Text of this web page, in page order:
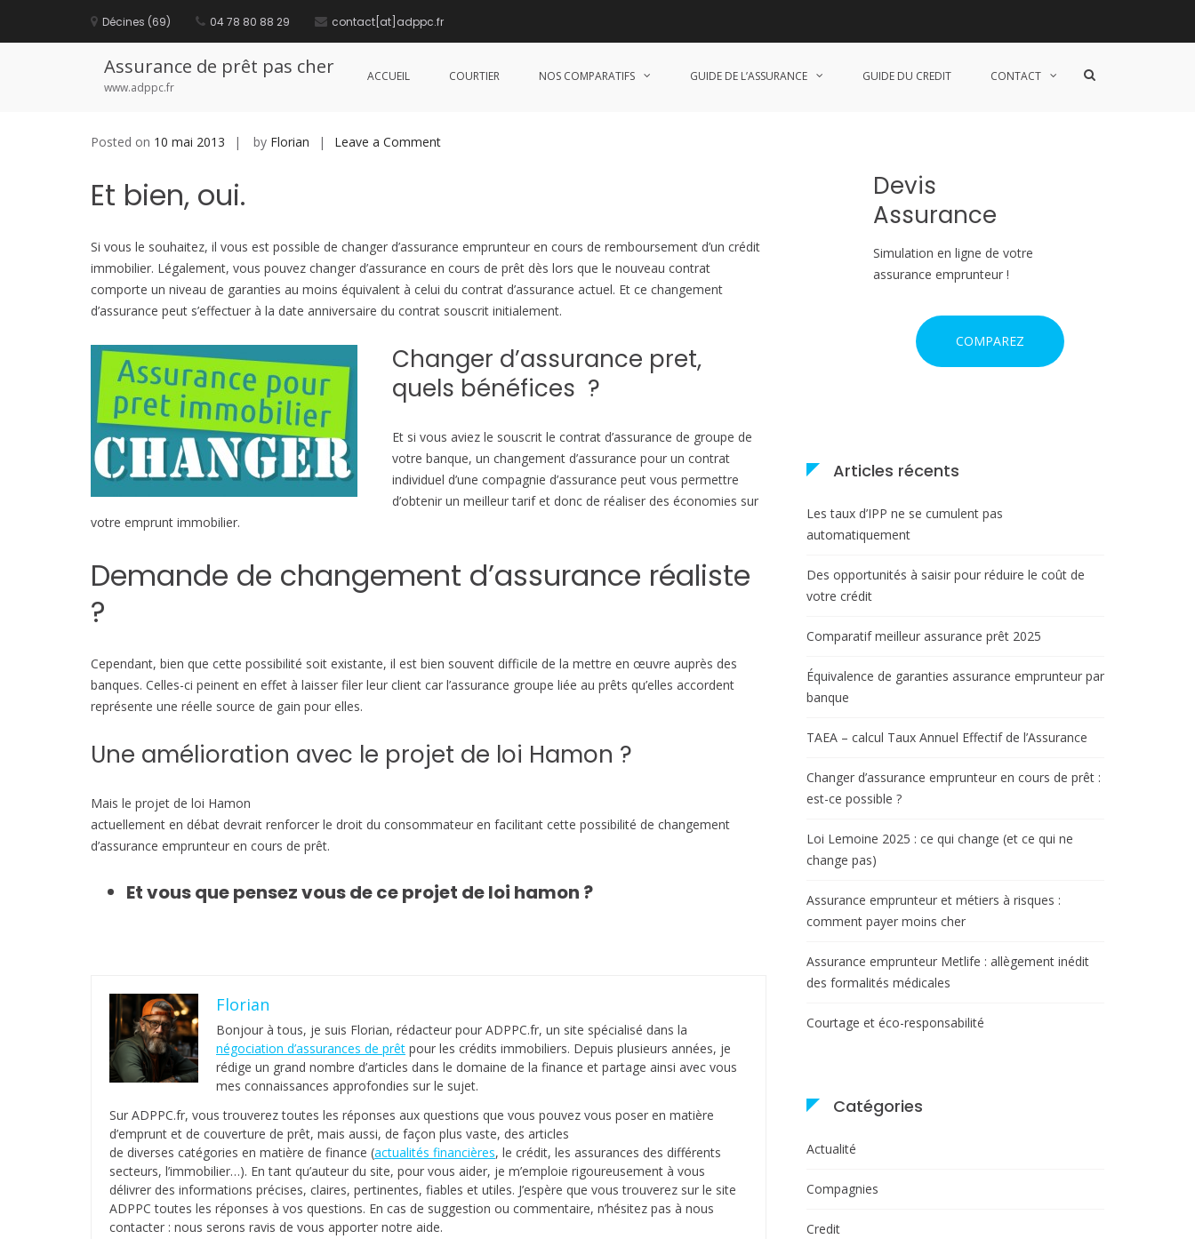
i
Décines (69) 04 78 80 88 29 contact[at]adppc.fr
Assurance de prêt pas cher
www.adppc.fr
ACCUEIL COURTIER NOS COMPARATIFS GUIDE DE L’ASSURANCE GUIDE DU CREDIT CONTACT
S
Peut-on changer d’assurance emprunteur en cours de prêt immobilier ?
Posted on 10 mai 2013 by Florian Leave a Comment
t
-
o
n
h
n
e
r
d
’
s
u
p
n
u
r
s
d
p
r
ê
t
i
m
Et bien, oui.
Si vous le souhaitez, il vous est possible de changer d’assurance emprunteur en cours de remboursement d’un crédit
immobilier. Légalement, vous pouvez changer d’assurance en cours de prêt dès lors que le nouveau contrat
comporte un niveau de garanties au moins équivalent à celui du contrat d’assurance actuel. Et ce changement
d’assurance peut s’effectuer à la date anniversaire du contrat souscrit initialement.
Changer d’assurance pret,
quels bénéfices ?
Et si vous aviez le souscrit le contrat d’assurance de groupe de
votre banque, un changement d’assurance pour un contrat
individuel d’une compagnie d’assurance peut vous permettre
d’obtenir un meilleur tarif et donc de réaliser des économies sur
votre emprunt immobilier.
Demande de changement d’assurance réaliste
?
Cependant, bien que cette possibilité soit existante, il est bien souvent difficile de la mettre en œuvre auprès des
banques. Celles-ci peinent en effet à laisser filer leur client car l’assurance groupe liée au prêts qu’elles accordent
représente une réelle source de gain pour elles.
Une amélioration avec le projet de loi Hamon ?
Mais le projet de loi Hamon
actuellement en débat devrait renforcer le droit du consommateur en facilitant cette possibilité de changement
d’assurance emprunteur en cours de prêt.
Et vous que pensez vous de ce projet de loi hamon ?
Florian
Bonjour à tous, je suis Florian, rédacteur pour ADPPC.fr, un site spécialisé dans la
négociation d’assurances de prêt pour les crédits immobiliers. Depuis plusieurs années, je
rédige un grand nombre d’articles dans le domaine de la finance et partage ainsi avec vous
mes connaissances approfondies sur le sujet.
Sur ADPPC.fr, vous trouverez toutes les réponses aux questions que vous pouvez vous poser en matière
d’emprunt et de couverture de prêt, mais aussi, de façon plus vaste, des articles
de diverses catégories en matière de finance (actualités financières, le crédit, les assurances des différents
secteurs, l’immobilier…). En tant qu’auteur du site, pour vous aider, je m’emploie rigoureusement à vous
délivrer des informations précises, claires, pertinentes, fiables et utiles. J’espère que vous trouverez sur le site
ADPPC toutes les réponses à vos questions. En cas de suggestion ou commentaire, n’hésitez pas à nous
contacter : nous serons ravis de vous apporter notre aide.
Devis
Assurance
Simulation en ligne de votre
assurance emprunteur !
COMPAREZ
Articles récents
Les taux d’IPP ne se cumulent pas
automatiquement
Des opportunités à saisir pour réduire le coût de
votre crédit
Comparatif meilleur assurance prêt 2025
Équivalence de garanties assurance emprunteur par
banque
TAEA – calcul Taux Annuel Effectif de l’Assurance
Changer d’assurance emprunteur en cours de prêt :
est-ce possible ?
Loi Lemoine 2025 : ce qui change (et ce qui ne
change pas)
Assurance emprunteur et métiers à risques :
comment payer moins cher
Assurance emprunteur Metlife : allègement inédit
des formalités médicales
Courtage et éco-responsabilité
Catégories
Actualité
Compagnies
Credit